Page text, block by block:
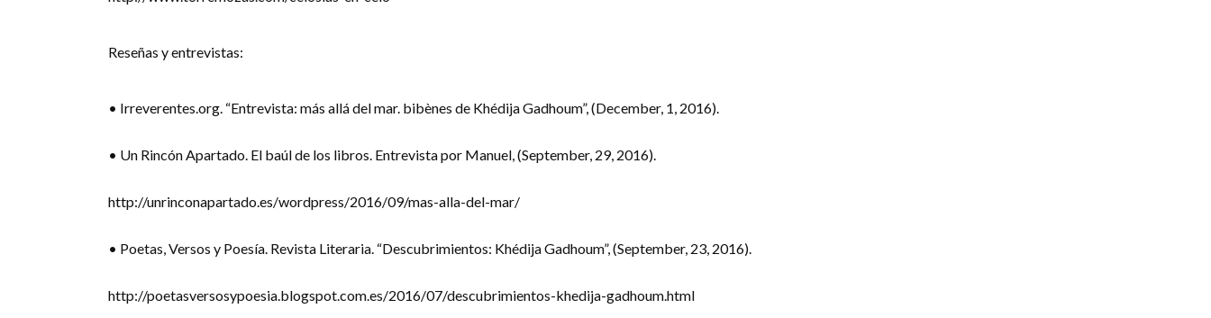
Reseñas y entrevistas:
• Irreverentes.org. “Entrevista: más allá del mar. bibènes de Khédija Gadhoum”, (December, 1, 2016).
• Un Rincón Apartado. El baúl de los libros. Entrevista por Manuel, (September, 29, 2016).
http://unrinconapartado.es/wordpress/2016/09/mas-alla-del-mar/
• Poetas, Versos y Poesía. Revista Literaria. “Descubrimientos: Khédija Gadhoum”, (September, 23, 2016).
http://poetasversosypoesia.blogspot.com.es/2016/07/descubrimientos-khedija-gadhoum.html